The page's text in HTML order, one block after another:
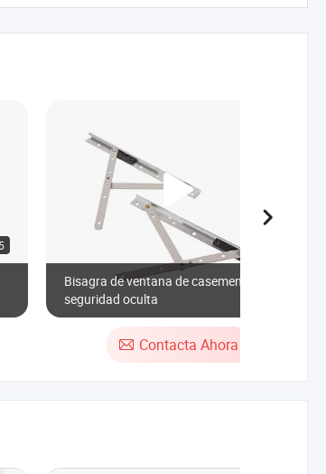
Bisagra de ventana de casement de alta
seguridad oculta
Contacta Ahora